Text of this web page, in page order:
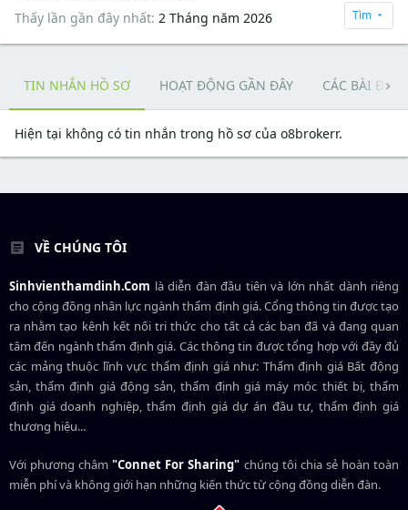
Thấy lần gần đây nhất 2 Tháng năm 2026 Tìm
TIN NHẮN HỒ SƠ HOẠT ĐỘNG GẦN ĐÂY CÁC BÀI
Hiện tại không có tin nhắn trong hồ sơ của o8brokerr.
VỀ CHÚNG TÔI
Sinhvienthamdinh.Com là diễn đàn đầu tiên và lớn nhất dành riêng
cho cộng đồng nhân lực ngànhthẩm định giá. Cổng thông tin được tạo
ra nhằm tạo kênh kết nối tri thức cho tất cả các bạn đã và đang quan
tâm đến ngành thẩm định giá. Các thông tin được tổng hợp với đầy đủ
các mảng thuộc lĩnh vực thẩm định giá như: Thẩm định giá Bất động
sản, thẩm định giá động sản, thẩm định giá máy móc thiết bị, thẩm
định giá doanh nghiệp, thẩm định giá dự án đầu tư, thẩm định giá
thương hiệu...
Với phương châm"Connet For Sharing" chúng tôi chia sẻ hoàn toàn
miễn phí và không giới hạn những kiến thức từ cộng đồng diễn đàn.